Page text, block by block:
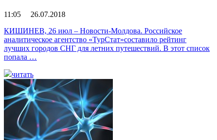
11:05 26.07.2018
КИШИНЕВ, 26 июл – Новости-Молдова. Российское
аналитическое агентство «ТурСтат»составило рейтинг
лучших городов СНГ для летних путешествий. В этот список
попала …
читать